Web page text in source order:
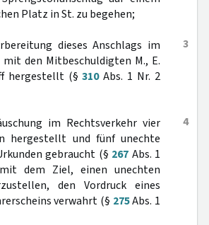
Platz in St. zu begehen;
3
dieses Anschlags im
den Mitbeschuldigten M., E.
hergestellt (§310Abs. 1 Nr. 2
4
im Rechtsverkehr vier
hergestellt und fünf unechte
gebraucht (§ 267 Abs. 1
dem Ziel, einen unechten
den Vordruck eines
verwahrt (§ 275Abs. 1